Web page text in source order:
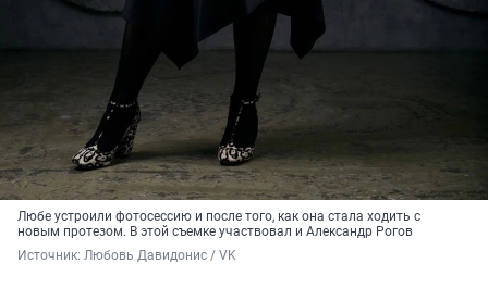
Любе устроили фотосессию и после того, как она стала ходить с
новым протезом. В этой съемке участвовал и Александр Рогов
Источник: Любовь Давидонис / VK